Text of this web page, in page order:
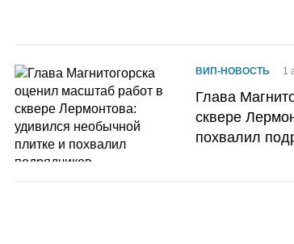
ВИП-НОВОСТЬ 1
Глава
сквере
похвалил